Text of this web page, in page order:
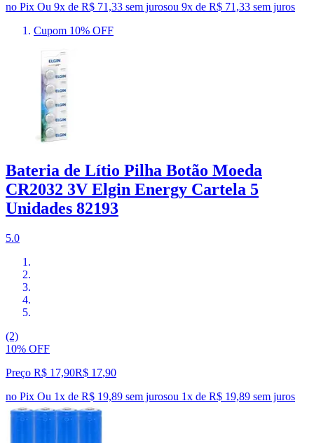
no Pix Ou 9x de R$ 71,33 sem jurosou 9x de R$ 71,33 sem juros
Cupom 10% OFF
Bateria de Lítio Pilha Botão Moeda
CR2032 3V Elgin Energy Cartela 5
Unidades 82193
5.0
(2)
10% OFF
Preço R$ 17,90R$ 17,90
no Pix Ou 1x de R$ 19,89 sem jurosou 1x de R$ 19,89 sem juros